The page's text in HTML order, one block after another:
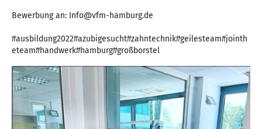
Bewerbung an: Info@vfm-hamburg.de
#ausbildung2022#azubigesucht#zahntechnik#geilesteam#jointh
eteam#handwerk#hamburg#großborstel